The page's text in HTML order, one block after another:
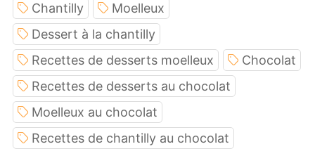
Chantilly
Moelleux
Dessert à la chantilly
Recettes de desserts moelleux
Chocolat
Recettes de desserts au chocolat
Moelleux au chocolat
Recettes de chantilly au chocolat